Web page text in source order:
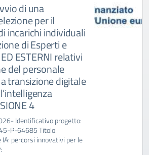
di una
per il
incarichi individuali
di Esperti e
ESTERNI relativi
del personale
transizione digitale
4
Identificativo progetto:
P-64685 Titolo:
percorsi innovativi per le